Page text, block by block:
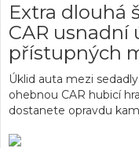
Extra dlouhá
CAR usnadní
přístupných
Úklid auta mezi
ohebnou CAR hubicí
dostanete opravdu